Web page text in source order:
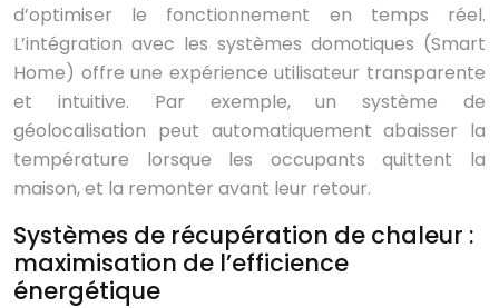
d’optimiser le fonctionnement en temps réel.
L’intégration avec les systèmes domotiques (Smart
Home) offre une expérience utilisateur transparente
et intuitive. Par exemple, un système de
géolocalisation peut automatiquement abaisser la
température lorsque les occupants quittent la
maison, et la remonter avant leur retour.
Systèmes de récupération de chaleur :
maximisation de l’efficience
énergétique